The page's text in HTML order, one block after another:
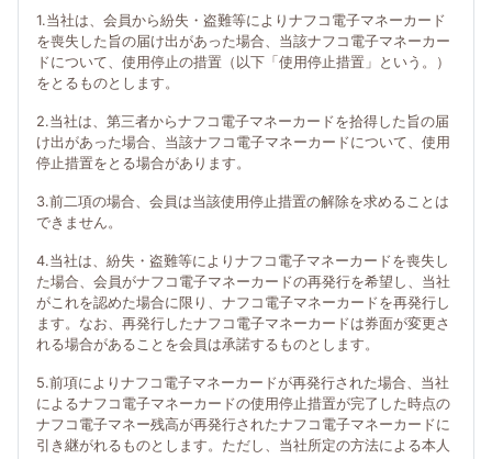
1.当社は、会員から紛失・盗難等によりナフコ電子マネーカード
を喪失した旨の届け出があった場合、当該ナフコ電子マネーカー
ドについて、使用停止の措置（以下「使用停止措置」という。）
をとるものとします。
2.当社は、第三者からナフコ電子マネーカードを拾得した旨の届
け出があった場合、当該ナフコ電子マネーカードについて、使用
停止措置をとる場合があります。
3.前二項の場合、会員は当該使用停止措置の解除を求めることは
できません。
4.当社は、紛失・盗難等によりナフコ電子マネーカードを喪失し
た場合、会員がナフコ電子マネーカードの再発行を希望し、当社
がこれを認めた場合に限り、ナフコ電子マネーカードを再発行し
ます。なお、再発行したナフコ電子マネーカードは券面が変更さ
れる場合があることを会員は承諾するものとします。
5.前項によりナフコ電子マネーカードが再発行された場合、当社
によるナフコ電子マネーカードの使用停止措置が完了した時点の
ナフコ電子マネー残高が再発行されたナフコ電子マネーカードに
引き継がれるものとします。ただし、当社所定の方法による本人